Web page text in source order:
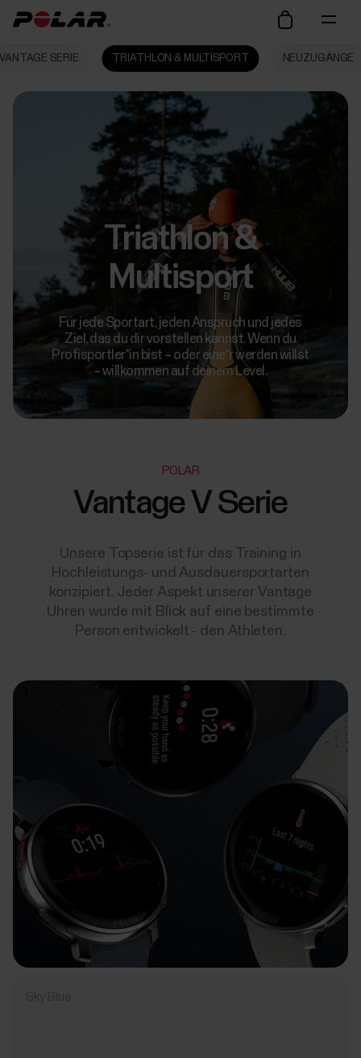
VANTAGE SERIE TRIATHLON & MULTISPORT NEUZUGÄNGE
Triathlon &
Multisport
Für jede Sportart, jeden Anspruch und jedes
Ziel, das du dir vorstellen kannst. Wenn du
Profisportler*in bist – oder eine*r werden willst
– willkommen auf deinem Level.
POLAR
Vantage V Serie
Unsere Topserie ist für das Training in
Hochleistungs- und Ausdauersportarten
konzipiert. Jeder Aspekt unserer Vantage
Uhren wurde mit Blick auf eine bestimmte
Person entwickelt - den Athleten.